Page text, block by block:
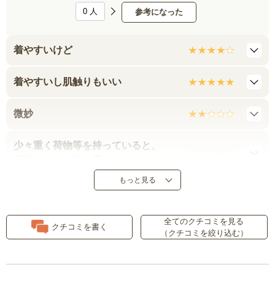
参考になった
0 人
着やすいけど
着やすいし肌触りもいい
微妙
少々重く荷物等を持っていると、
肩がおちやすいです
お役立ちアイテム
もっと見る
クチコミを書く
全てのクチコミを見る
（クチコミを絞り込む）